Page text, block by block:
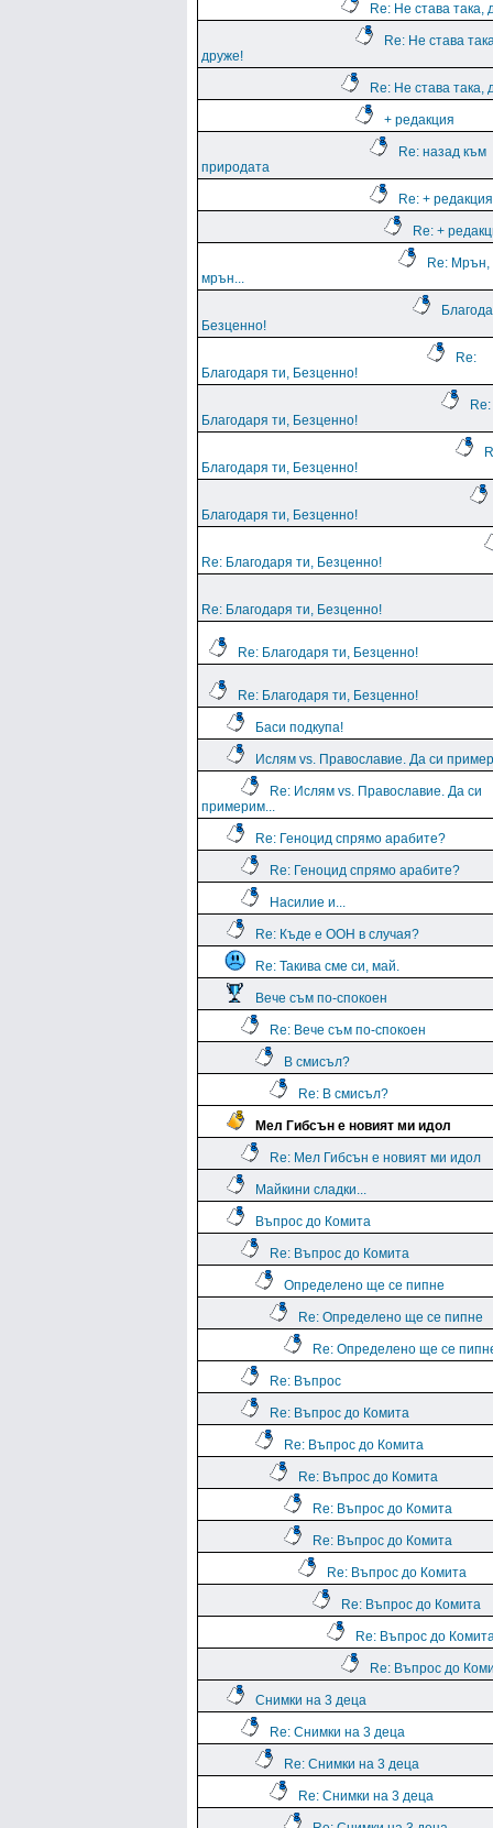
Re: Не става така,
Re: Не става
друже!
Re: Не става така,
+ редакция
Re: назад към
природата
Re: + редакция
Re: +
Re:
мрън...
Безценно!
Re:
Благодаря ти, Безценно!
Re:
Благодаря ти, Безценно!
Благодаря ти, Безценно!
Благодаря ти, Безценно!
Re: Благодаря ти, Безценно!
Re: Благодаря ти, Безценно!
Re: Благодаря ти, Безценно!
Re: Благодаря ти, Безценно!
Баси подкупа!
Ислям vs. Православие. Да си
Re: Ислям vs. Православие. Да си
примерим...
Re: Геноцид спрямо арабите?
Re: Геноцид спрямо арабите?
Насилие и...
Re: Къде е ООН в случая?
Re: Такива сме си, май.
Вече съм по-спокоен
Re: Вече съм по-спокоен
В смисъл?
Re: В смисъл?
Мел Гибсън е новият ми идол
Re: Мел Гибсън е новият ми идол
Майкини сладки...
Въпрос до Комита
Re: Въпрос до Комита
Определено ще се пипне
Re: Определено ще се пипне
Re: Определено ще се
Re: Въпрос
Re: Въпрос до Комита
Re: Въпрос до Комита
Re: Въпрос до Комита
Re: Въпрос до Комита
Re: Въпрос до Комита
Re: Въпрос до Комита
Re: Въпрос до Комита
Re: Въпрос до
Re: Въпрос до
Снимки на 3 деца
Re: Снимки на 3 деца
Re: Снимки на 3 деца
Re: Снимки на 3 деца